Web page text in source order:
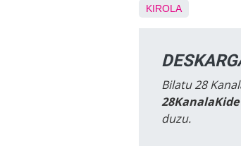
KIROLA
Bilatu 28
28KanalaKide
duzu.